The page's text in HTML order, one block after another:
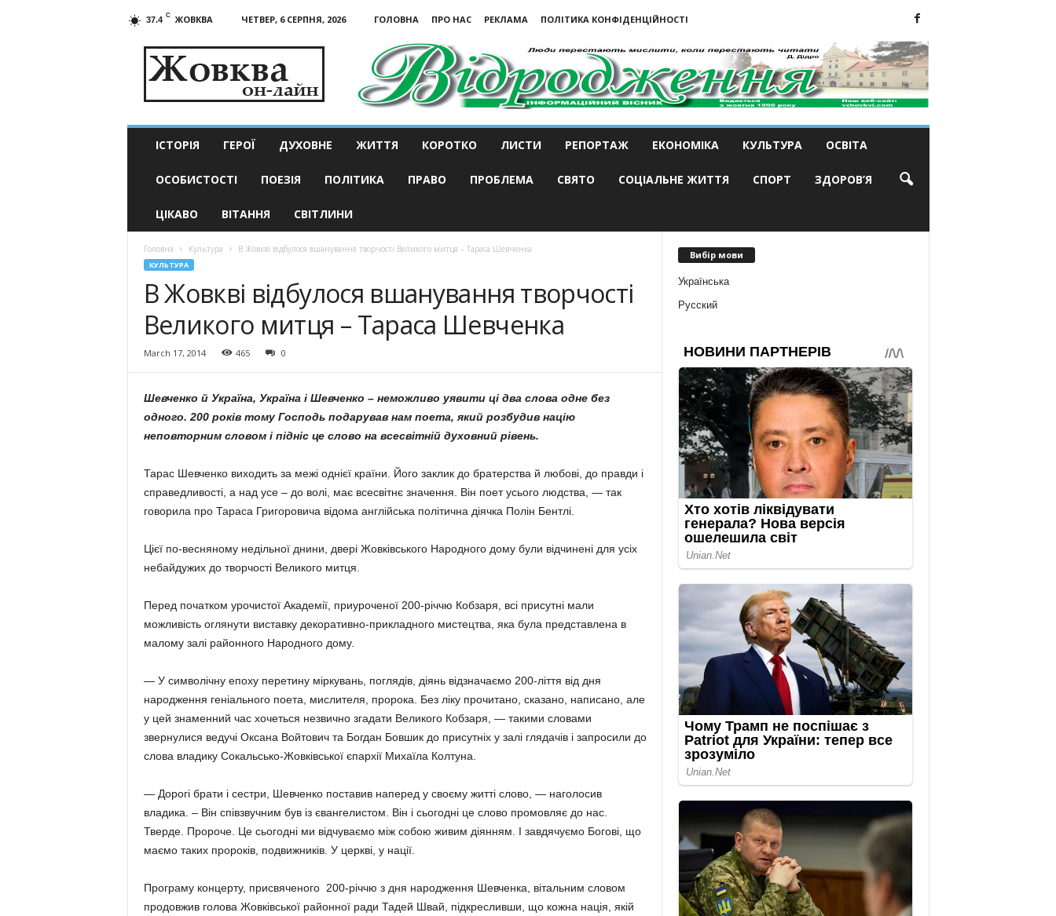
37.4 C ЖОВКВА ЧЕТВЕР, 6 СЕРПНЯ, 2026 ГОЛОВНА ПРО НАС РЕКЛАМА
ПОЛІТИКА КОНФІДЕНЦІЙНОСТІ
актуальні
ІСТОРІЯ ГЕРОЇ ДУХОВНЕ ЖИТТЯ КОРОТКО ЛИСТИ РЕПОРТАЖ ЕКОНОМІКА КУЛЬТУРА ОСВІТА
ОСОБИСТОСТІ ПОЕЗІЯ ПОЛІТИКА ПРАВО ПРОБЛЕМА СВЯТО СОЦІАЛЬНЕ ЖИТТЯ СПОРТ ЗДОРОВ’Я
ЦІКАВО ВІТАННЯ СВІТЛИНИ
Головна Культура В Жовкві відбулося вшанування творчості Великого митця – Тараса Шевченка
КУЛЬТУРА
В Жовкві відбулося вшанування творчості
Великого митця – Тараса Шевченка
March 17, 2014 465 0
Шевченко й Україна, Україна і Шевченко – неможливо уявити ці два слова одне без
одного. 200 років тому Господь подарував нам поета, який розбудив націю
неповторним словом і підніс це слово на всесвітній духовний рівень.
Тарас Шевченко виходить за межі однієї країни. Його заклик до братерства й любові, до правди і
справедливості, а над усе – до волі, має всесвітнє значення. Він поет усього людства, — так
говорила про Тараса Григоровича відома англійська політична діячка Полін Бентлі.
Цієї по-весняному недільної днини, двері Жовківського Народного дому були відчинені для усіх
небайдужих до творчості Великого митця.
Перед початком урочистої Академії, приуроченої 200-річчю Кобзаря, всі присутні мали
можливість оглянути виставку декоративно-прикладного мистецтва, яка була представлена в
малому залі районного Народного дому.
— У символічну епоху перетину міркувань, поглядів, діянь відзначаємо 200-ліття від дня
народження геніального поета, мислителя, пророка. Без ліку прочитано, сказано, написано, але
у цей знаменний час хочеться незвично згадати Великого Кобзаря, — такими словами
звернулися ведучі Оксана Войтович та Богдан Бовшик до присутніх у залі глядачів і запросили до
слова владику Сокальсько-Жовківської єпархії Михаїла Колтуна.
— Дорогі брати і сестри, Шевченко поставив наперед у своєму житті слово, — наголосив
владика. – Він співзвучним був із євангелистом. Він і сьогодні це слово промовляє до нас.
Тверде. Пророче. Це сьогодні ми відчуваємо між собою живим діянням. І завдячуємо Богові, що
маємо таких пророків, подвижників. У церкві, у нації.
Програму концерту, присвяченого 200-річчю з дня народження Шевченка, вітальним словом
продовжив голова Жовківської районної ради Тадей Швай, підкресливши, що кожна нація, якій
Вибір мови
Українська
Русский